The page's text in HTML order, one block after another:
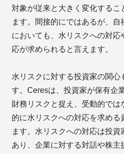
対象が従来と大きく変化するこ
ます。間接的にではあるが、
においても、水リスクへの対
応が求められると言えます。
水リスクに対する投資家の関心
す。Ceresは、投資家が保有企
財務リスクと捉え、受動的で
的に水リスクへの対応を求める
ます。水リスクへの対応は投
あり、企業に対する対話や株主